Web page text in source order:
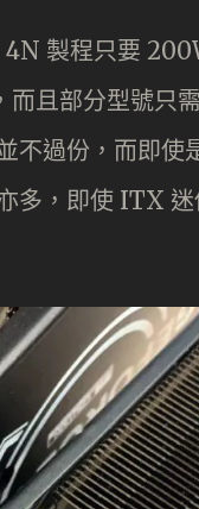
製程只要
而且部分型號只
過份，而即使
多，即使 ITX